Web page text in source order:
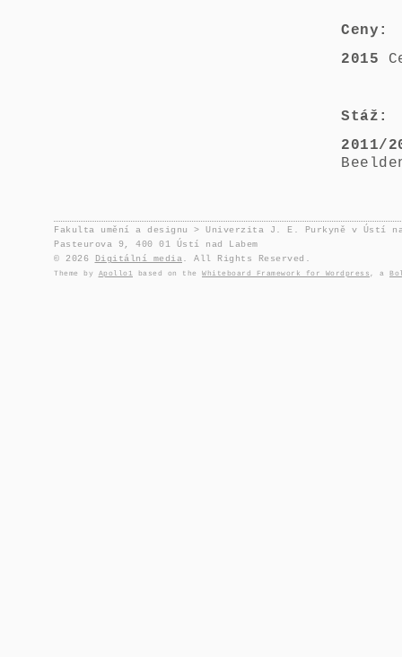
Ceny:
2015
Stáž:
2011/
Fakulta umění a designu > Univerzita J. E. Purkyně v Ústí
Pasteurova 9, 400 01 Ústí nad Labem
© 2026
Digitální media. All Rights Reserved.
Theme by Apollo1 based on the Whiteboard Framework for Wordpress , a